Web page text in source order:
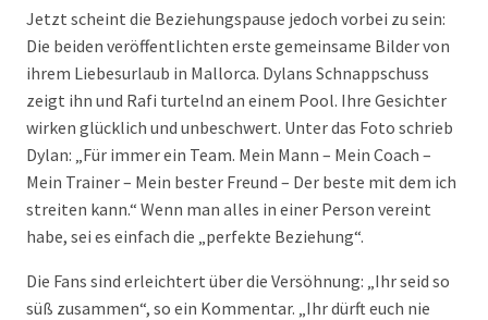
Jetzt scheint die Beziehungspause jedoch vorbei zu sein:
Die beiden veröffentlichten erste gemeinsame Bilder von
ihrem Liebesurlaub in Mallorca. Dylans Schnappschuss
zeigt ihn und Rafi turtelnd an einem Pool. Ihre Gesichter
wirken glücklich und unbeschwert. Unter das Foto schrieb
Dylan: „Für immer ein Team. Mein Mann – Mein Coach –
Mein Trainer – Mein bester Freund – Der beste mit dem ich
streiten kann.“ Wenn man alles in einer Person vereint
habe, sei es einfach die „perfekte Beziehung“.
Die Fans sind erleichtert über die Versöhnung: „Ihr seid so
süß zusammen“, so ein Kommentar. „Ihr dürft euch nie